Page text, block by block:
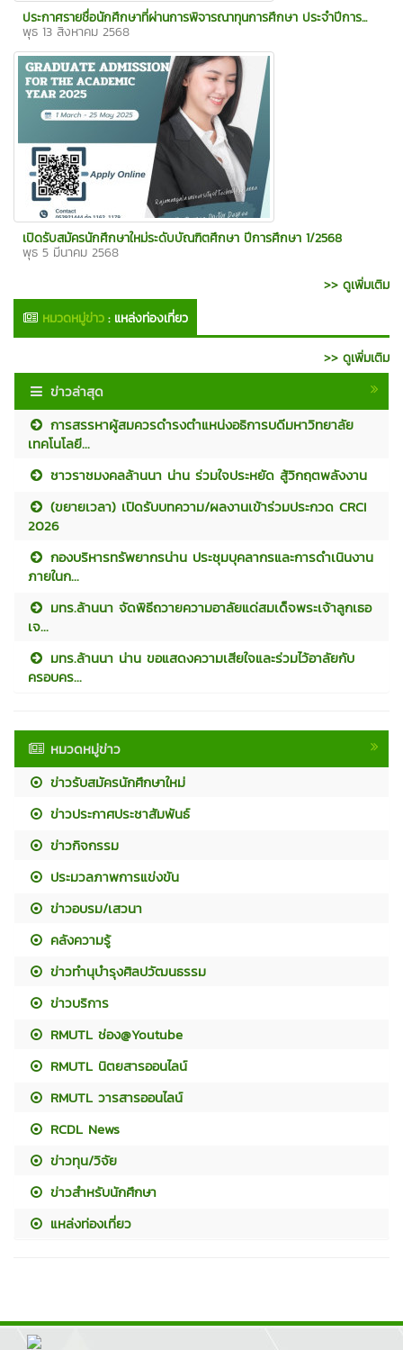
ประกาศรายชื่อนักศึกษาที่ผ่านการพิจารณาทุนการศึกษา ประจำปีการ...
พุธ 13 สิงหาคม 2568
เปิดรับสมัครนักศึกษาใหม่ระดับบัณฑิตศึกษา ปีการศึกษา 1/2568
พุธ 5 มีนาคม 2568
>> ดูเพิ่มเติม
หมวดหมู่ข่าว: แหล่งท่องเที่ยว
>> ดูเพิ่มเติม
ข่าวล่าสุด
การสรรหาผู้สมควรดำรงตำแหน่งอธิการบดีมหาวิทยาลัย
เทคโนโลยี...
ชาวราชมงคลล้านนา น่าน ร่วมใจประหยัด สู้วิกฤตพลังงาน
(ขยายเวลา) เปิดรับบทความ/ผลงานเข้าร่วมประกวด CRCI
2026
กองบริหารทรัพยากรน่าน ประชุมบุคลากรและการดำเนินงาน
ภายในก...
มทร.ล้านนา จัดพิธีถวายความอาลัยแด่สมเด็จพระเจ้าลูกเธอ
เจ...
มทร.ล้านนา น่าน ขอแสดงความเสียใจและร่วมไว้อาลัยกับ
ครอบคร...
หมวดหมู่ข่าว
ข่าวรับสมัครนักศึกษาใหม่
ข่าวประกาศประชาสัมพันธ์
ข่าวกิจกรรม
ประมวลภาพการแข่งขัน
ข่าวอบรม/เสวนา
คลังความรู้
ข่าวทำนุบำรุงศิลปวัฒนธรรม
ข่าวบริการ
RMUTL ช่อง@Youtube
RMUTL นิตยสารออนไลน์
RMUTL วารสารออนไลน์
RCDL News
ข่าวทุน/วิจัย
ข่าวสำหรับนักศึกษา
แหล่งท่องเที่ยว